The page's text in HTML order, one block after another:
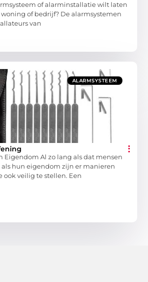
of alarminstallatie wilt laten
of bedrijf? De alarmsystemen
van
ALARMSYSTEEM
Eigendom Al zo lang als dat mensen
als hun eigendom zijn er manieren
ook veilig te stellen. Een